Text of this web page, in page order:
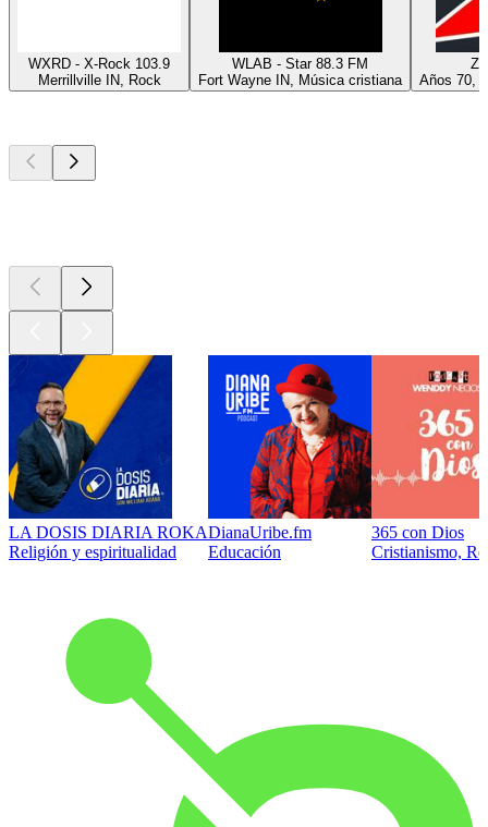
WXRD - X-Rock 103.9
Merrillville IN, Rock
WLAB - Star 88.3 FM
Fort Wayne IN, Música cristiana
Z
Años 70,
LA DOSIS DIARIA ROKA
Religión y espiritualidad
DianaUribe.fm
Educación
365 con Dios
Cristianismo,